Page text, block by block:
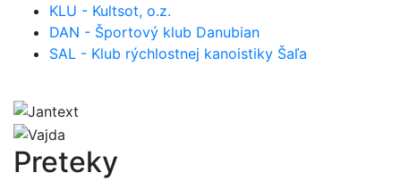
KLU - Kultsot, o.z.
DAN - Športový klub Danubian
SAL - Klub rýchlostnej kanoistiky Šaľa
Preteky